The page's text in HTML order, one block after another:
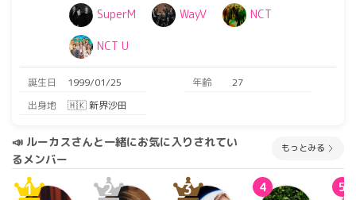
SuperM WayV NCT
NCT U
誕生日 1999/01/25 年齢
27
出身地
🇭🇰 新界沙田
📣 ルーカスさんと一緒にお気に入りされてい
るメンバー
もっとみる
1 2 3 4 5